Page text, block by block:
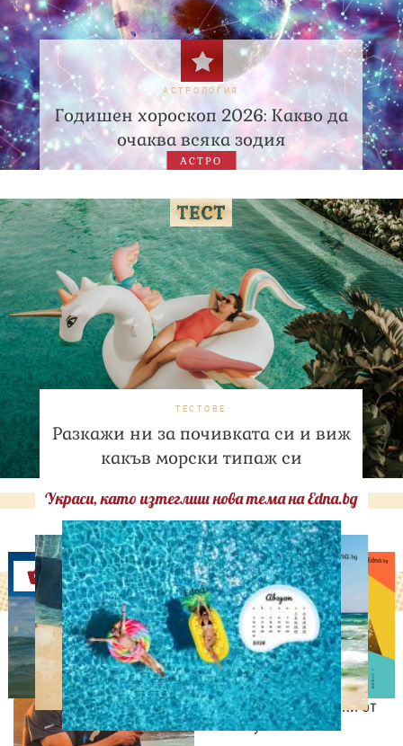
АСТРОЛОГИЯ
Годишен хороскоп 2026: Какво да
очаква всяка зодия
АСТРО
ТЕСТОВЕ
Разкажи ни за почивката си и виж
какъв морски типаж си
Украси, като изтеглиш нова тема на Edna.bg
Оферти
ИЗВЕСТНИ
Даниел Петканов покори
Африка: пингвини, акули
и незабравими гледки от
Кейптаун